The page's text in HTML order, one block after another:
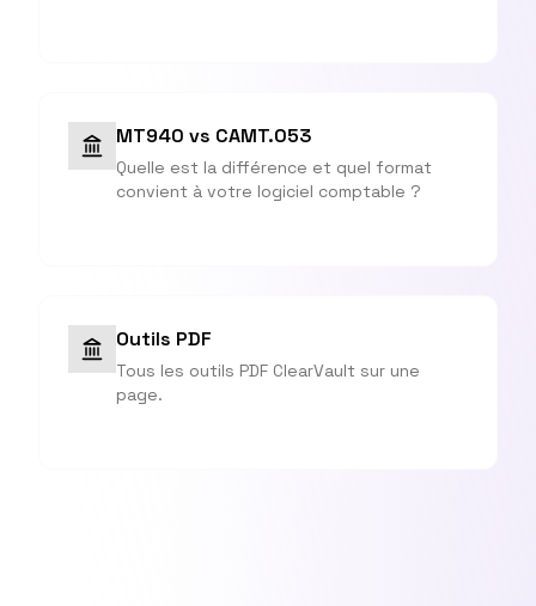
MT940 vs CAMT.053
Quelle est la différence et quel format
convient à votre logiciel comptable ?
Outils PDF
Tous les outils PDF ClearVault sur une
page.